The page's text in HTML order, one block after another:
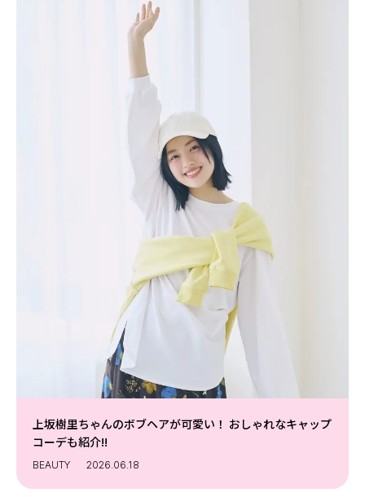
上坂樹里ちゃんのボブヘアが可愛い！ おしゃれなキャップ
コーデも紹介!!
BEAUTY 2026.06.18